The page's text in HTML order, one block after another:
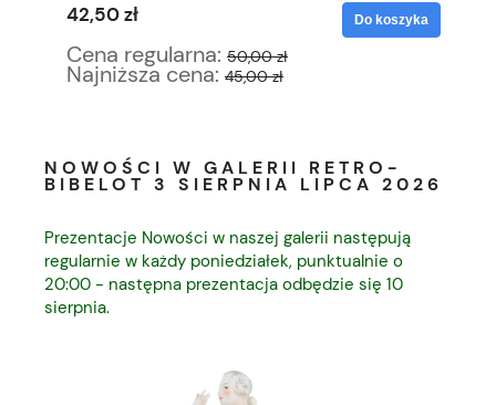
42,50 zł
Cena regularna: 50,00 zł
Najniższa cena: 45,00 zł
Do koszyka
NOWOŚCI W GALERII RETRO-
BIBELOT 3 SIERPNIA LIPCA 2026
Prezentacje Nowości w naszej galerii następują
regularnie w każdy poniedziałek, punktualnie o
20:00 - następna prezentacja odbędzie się 10
sierpnia.